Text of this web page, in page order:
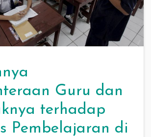
Guru dan
terhadap
Pembelajaran di